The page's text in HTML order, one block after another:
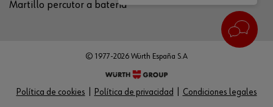
Martillo percutor a batería
Política de cookies Política de privacidad Condiciones legales
© 1977-2026 Würth España S.A